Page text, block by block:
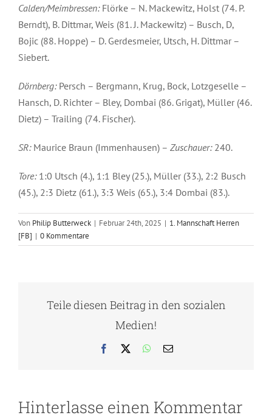
Calden/Meimbressen: Flörke – N. Mackewitz, Holst (74. P.
Berndt), B. Dittmar, Weis (81. J. Mackewitz) – Busch, D,
Bojic (88. Hoppe) – D. Gerdesmeier, Utsch, H. Dittmar –
Siebert.
Dörnberg: Persch – Bergmann, Krug, Bock, Lotzgeselle –
Hansch, D. Richter – Bley, Dombai (86. Grigat), Müller (46.
Dietz) – Trailing (74. Fischer).
SR: Maurice Braun (Immenhausen) – Zuschauer:240.
Tore: 1:0 Utsch (4.), 1:1 Bley (25.), Müller (33.), 2:2 Busch
(45.), 2:3 Dietz (61.), 3:3 Weis (65.), 3:4 Dombai (83.).
Von Philip Butterweck | Februar 24th, 2025 | 1. Mannschaft Herren
[FB] | 0 Kommentare
Teile diesen Beitrag in den sozialen
Medien!
Facebook WhatsApp
E-
Hinterlasse einen Kommentar